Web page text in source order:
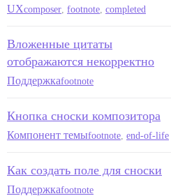
UXcomposer footnote completed
Вложенные цитаты
отображаются некорректно
Поддержкаfootnote
Кнопка сноски композитора
Компонент темыfootnote end-of-life
Как создать поле для сноски
Поддержкаfootnote